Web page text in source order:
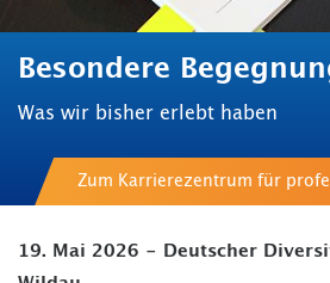
Besondere
Was wir bisher erlebt haben
Zum Karrierezentrum für
19. Mai 2026 - Deutscher